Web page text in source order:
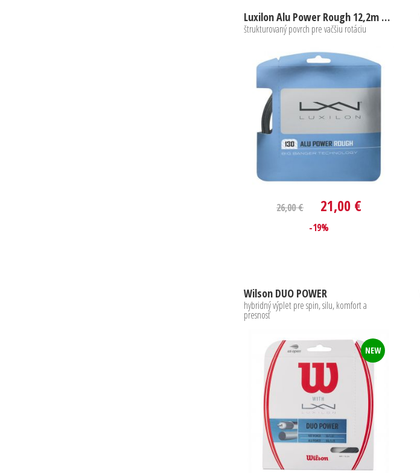
Luxilon Alu Power Rough 12,2m 1,30mm
štrukturovaný povrch pre vačšiu rotáciu
26,00 € 21,00 €
-19%
Wilson DUO POWER
hybridný výplet pre spin, silu, komfort a
presnosť
NEW